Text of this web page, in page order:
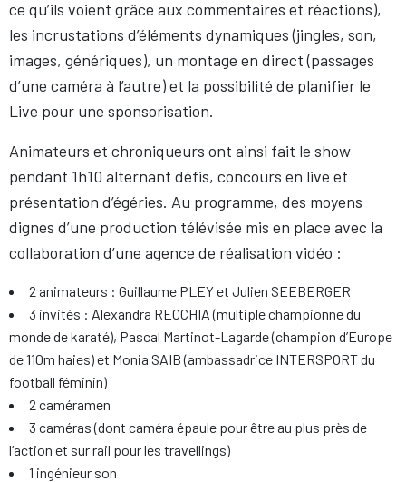
ce qu’ils voient grâce aux commentaires et réactions),
les incrustations d’éléments dynamiques (jingles, son,
images, génériques), un montage en direct (passages
d’une caméra à l’autre) et la possibilité de planifier le
Live pour une sponsorisation.
Animateurs et chroniqueurs ont ainsi fait le show
pendant 1h10 alternant défis, concours en live et
présentation d’égéries. Au programme, des moyens
dignes d’une production télévisée mis en place avec la
collaboration d’une agence de réalisation vidéo :
2 animateurs : Guillaume PLEY et Julien SEEBERGER
3 invités : Alexandra RECCHIA (multiple championne du
monde de karaté), Pascal Martinot-Lagarde (champion d’Europe
de 110m haies) et Monia SAIB (ambassadrice INTERSPORT du
football féminin)
2 caméramen
3 caméras (dont caméra épaule pour être au plus près de
l’action et sur rail pour les travellings)
1 ingénieur son